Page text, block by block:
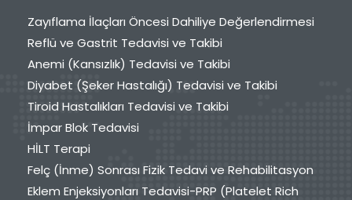
Zayıflama İlaçları Öncesi Dahiliye Değerlendirmesi
Reflü ve Gastrit Tedavisi ve Takibi
Anemi (Kansızlık) Tedavisi ve Takibi
Diyabet (Şeker Hastalığı) Tedavisi ve Takibi
Tiroid Hastalıkları Tedavisi ve Takibi
İmpar Blok Tedavisi
HİLT Terapi
Felç (İnme) Sonrası Fizik Tedavi ve Rehabilitasyon
Eklem Enjeksiyonları Tedavisi-PRP (Platelet Rich